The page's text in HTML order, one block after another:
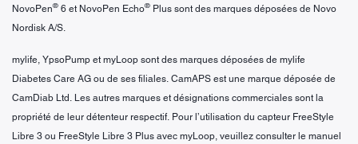
NovoPen® 6 et NovoPen Echo® Plus sont des marques déposées de Novo
Nordisk A/S.
mylife, YpsoPump et myLoop sont des marques déposées de mylife
Diabetes Care AG ou de ses filiales. CamAPS est une marque déposée de
CamDiab Ltd. Les autres marques et désignations commerciales sont la
propriété de leur détenteur respectif. Pour l’utilisation du capteur FreeStyle
Libre 3 ou FreeStyle Libre 3 Plus avec myLoop, veuillez consulter le manuel